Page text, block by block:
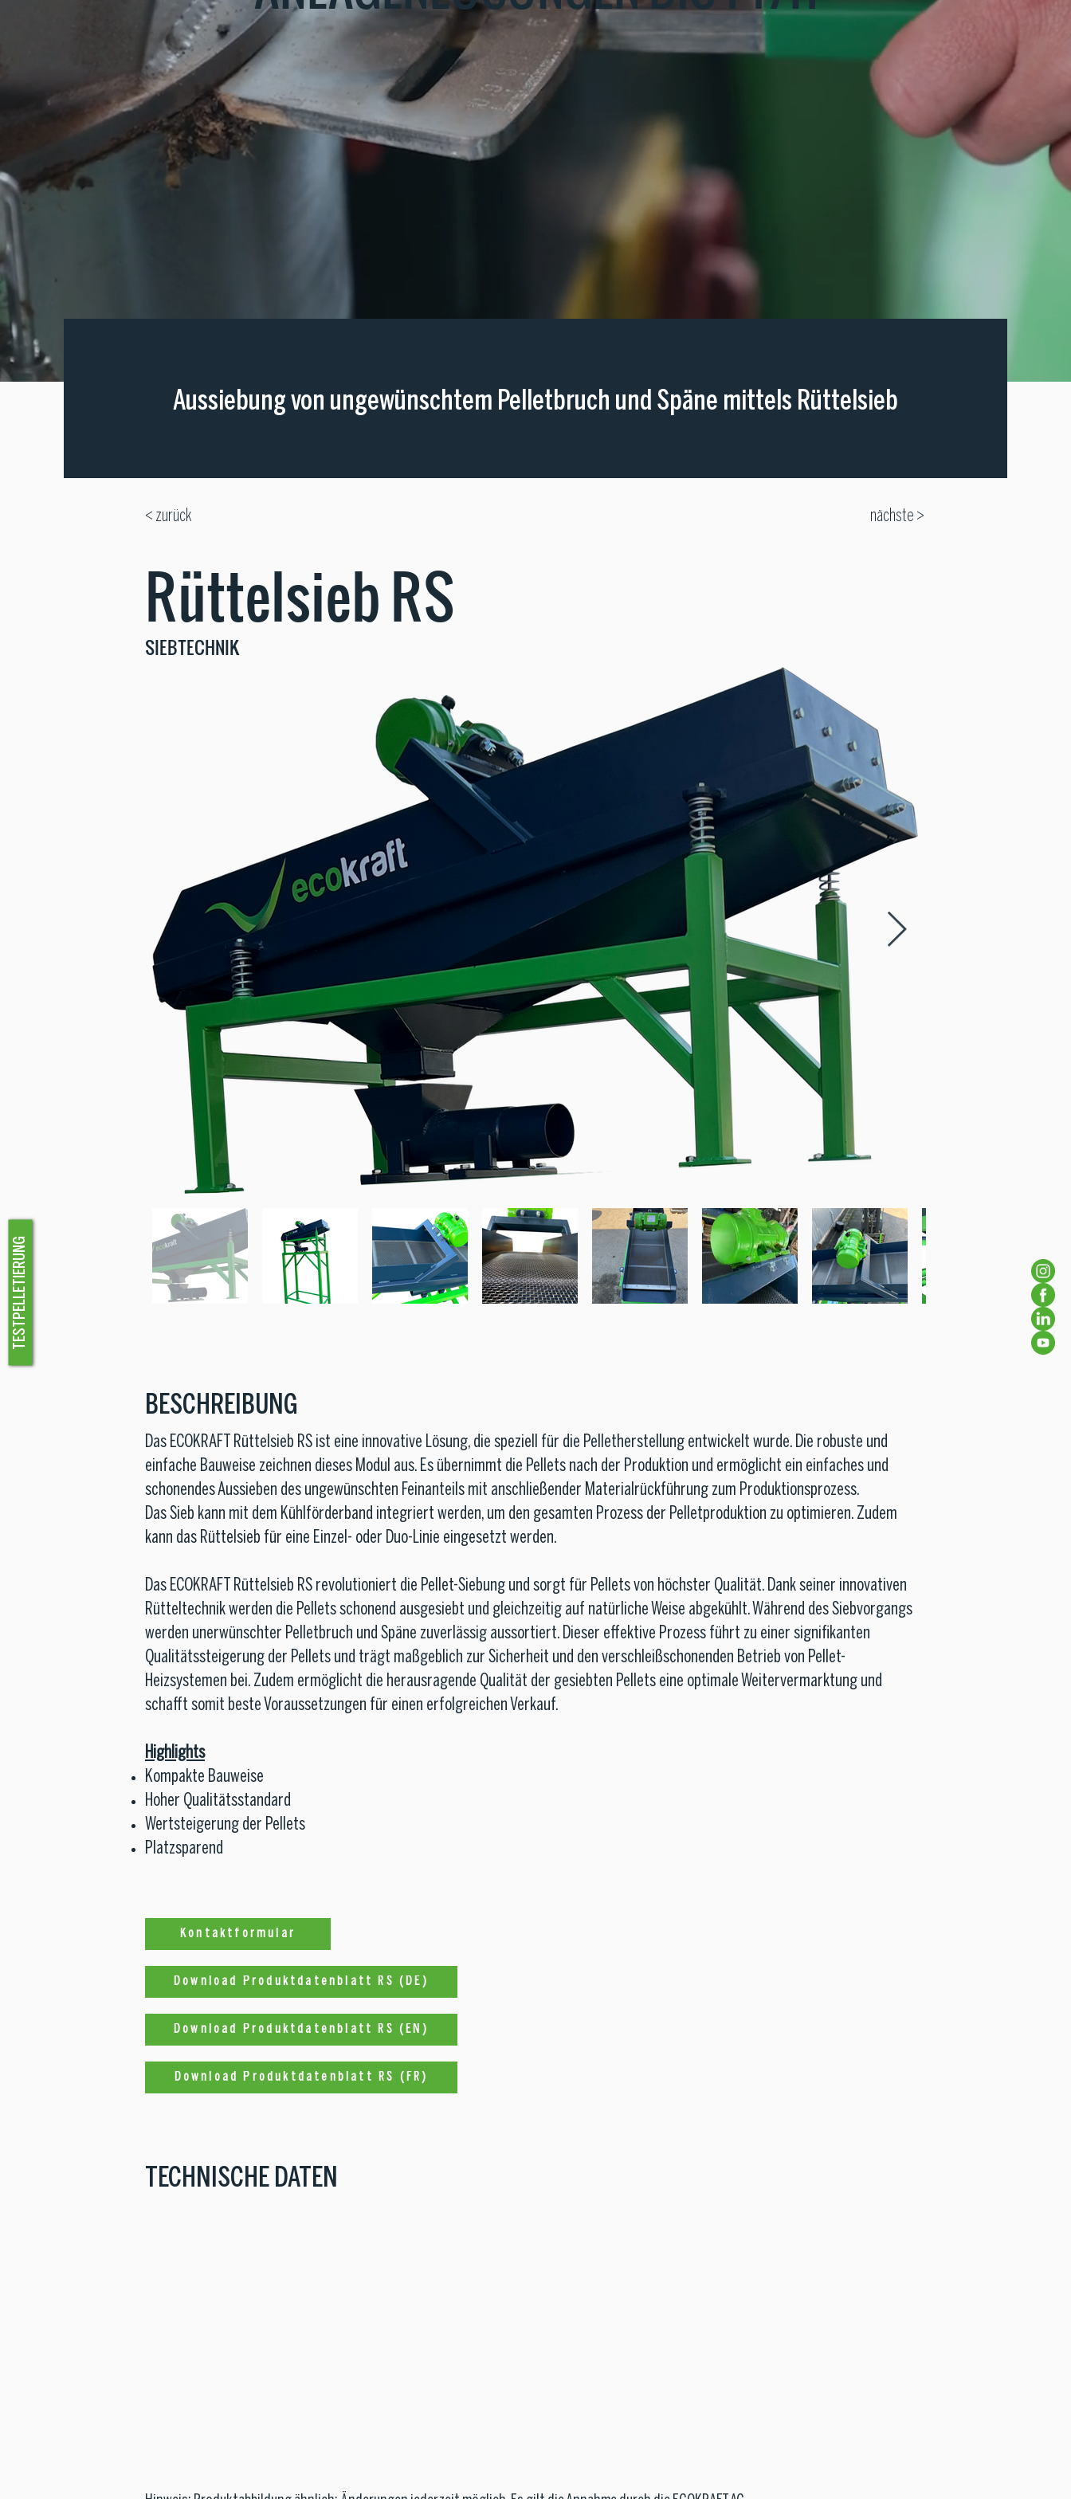
TESTPELLETIERUNG
Aussiebung von ungewünschtem Pelletbruch und Späne mittels Rüttelsieb
< zurück nächste >
Rüttelsieb RS
SIEBTECHNIK
BESCHREIBUNG
Das ECOKRAFT Rüttelsieb RS ist eine innovative Lösung, die speziell für die Pelletherstellung entwickelt wurde. Die robuste und
einfache Bauweise zeichnen dieses Modul aus. Es übernimmt die Pellets nach der Produktion und ermöglicht ein einfaches und
schonendes Aussieben des ungewünschten Feinanteils mit anschließender Materialrückführung zum Produktionsprozess.
Das Sieb kann mit dem Kühlförderband integriert werden, um den gesamten Prozess der Pelletproduktion zu optimieren. Zudem
kann das Rüttelsieb für eine Einzel- oder Duo-Linie eingesetzt werden.
Das ECOKRAFT Rüttelsieb RS revolutioniert die Pellet-Siebung und sorgt für Pellets von höchster Qualität. Dank seiner innovativen
Rütteltechnik werden die Pellets schonend ausgesiebt und gleichzeitig auf natürliche Weise abgekühlt. Während des Siebvorgangs
werden unerwünschter Pelletbruch und Späne zuverlässig aussortiert. Dieser effektive Prozess führt zu einer signifikanten
Qualitätssteigerung der Pellets und trägt maßgeblich zur Sicherheit und den verschleißschonenden Betrieb von Pellet-
Heizsystemen bei. Zudem ermöglicht d ie herausragende Qualität der gesiebten Pellets eine optimale Weitervermarktung und
schafft somit beste Voraussetzungen für einen erfolgreichen Verkauf.
Highlights
Kompakte Bauweise
Hoher Qualitätsstandard
Wertsteigerung der Pellets
Platzsparend
Kontaktformular
Download Produktdatenblatt RS (DE)
Download Produktdatenblatt RS (EN)
Download Produktdatenblatt RS (FR)
TECHNISCHE DATEN